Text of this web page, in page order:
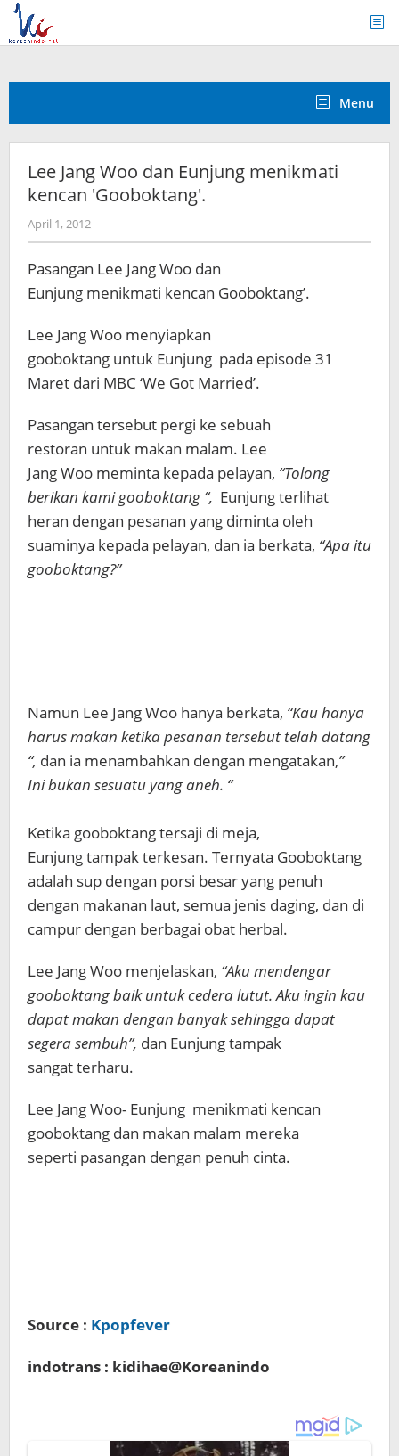
Skip
content
Menu
Lee Jang Woo dan Eunjung menikmati
kencan 'Gooboktang'.
April 1, 2012by
Koreanindo
Pasangan Lee Jang Woo dan
Eunjung menikmati kencan Gooboktang’.
Lee Jang Woo menyiapkan
gooboktang untuk Eunjung pada episode 31
Maret dari MBC ‘We Got Married’.
Pasangan tersebut pergi ke sebuah
restoran untuk makan malam. Lee
Jang Woo meminta kepada pelayan, “Tolong
berikan kami gooboktang “, Eunjung terlihat
heran dengan pesanan yang diminta oleh
suaminya kepada pelayan, dan ia berkata, “Apa itu
gooboktang?”
Namun Lee Jang Woo hanya berkata, “Kau hanya
harus makan ketika pesanan tersebut telah datang
“, dan ia menambahkan dengan mengatakan,”
Ini bukan sesuatu yang aneh. “
Ketika gooboktang tersaji di meja,
Eunjung tampak terkesan. Ternyata Gooboktang
adalah sup dengan porsi besar yang penuh
dengan makanan laut, semua jenis daging, dan di
campur dengan berbagai obat herbal.
Lee Jang Woo menjelaskan, “Aku mendengar
gooboktang baik untuk cedera lutut.Aku ingin kau
dapat makan dengan banyak sehingga dapat
segera sembuh”, dan Eunjung tampak
sangat terharu.
Lee Jang Woo- Eunjung menikmati kencan
gooboktang dan makan malam mereka
seperti pasangan dengan penuh cinta.
Source : Kpopfever
indotrans : kidihae@Koreanindo